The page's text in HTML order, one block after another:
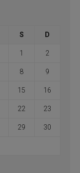
S D
1 2
8 9
15 16
22 23
29 30